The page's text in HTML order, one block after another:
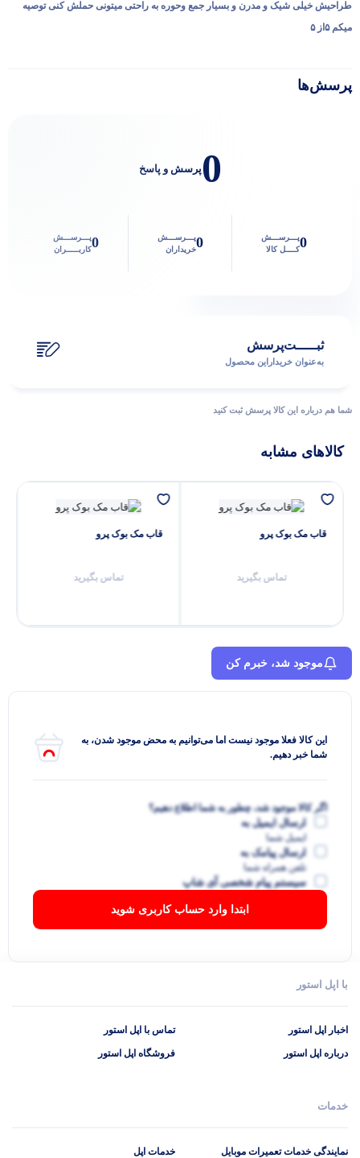
طراحیش خیلی شیک و مدرن و بسیار جمع وحوره به راحتی میتونی حملش کنی توصیه
میکم ۵از ۵
پرسش‌ها
0پرسش و پاسخ
0پـــرســـش
کــــل کالا
0پـــرســـش
خریداران
0پـــرســـش
کاربـــــران
ثبـــــت‌پرسش
به‌عنوان ‌خریدار‌این‌ محصول
شما هم درباره این کالا پرسش ثبت کنید
کالاهای مشابه
قاب مک‌ بوک پرو
تماس بگیرید
قاب مک‌ بوک پرو
تماس بگیرید
موجود شد، خبرم کن
این کالا فعلا موجود نیست اما می‌توانیم به محض موجود شدن، به
شما خبر دهیم.
اگر کالا موجود شد، چطور به شما اطلاع دهیم؟
ارسال ایمیل به
ایمیل شما
ارسال پیامک به
تلفن همراه شما
سیستم پیام شخصی آی شاپ
ابتدا وارد حساب کاربری شوید
با اپل استور
اخبار اپل استور
درباره اپل استور
تماس با اپل استور
فروشگاه اپل استور
خدمات
نمایندگی خدمات تعمیرات موبایل خدمات اپل